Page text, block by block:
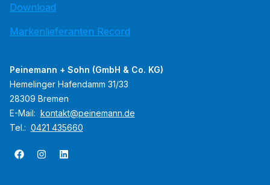
Download
Markenlieferanten Record
Peinemann + Sohn (GmbH & Co. KG)
Hemelinger Hafendamm 31/33
28309 Bremen
E-Mail: kontakt@peinemann.de
Tel.: 0421 435660